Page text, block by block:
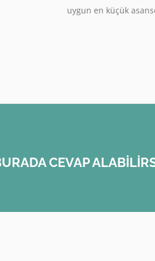
uygun en küçük
CEVAP